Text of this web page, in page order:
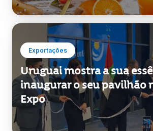
Exportações
Uruguai mostra a sua
inaugurar o seu pavilhão
Expo
Exportações